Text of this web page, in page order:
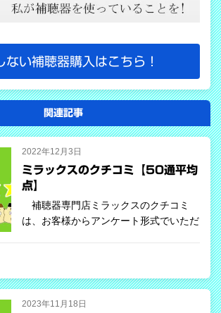
ない補聴器購入はこちら！
関連記事
2022年12月3日
ミラックスのクチコミ【50通平均
点】
補聴器専門店ミラックスのクチコミ
は、お客様からアンケート形式でいただ
さ」「サービス満足度」の平均値を算出
しまし…
2023年11月18日